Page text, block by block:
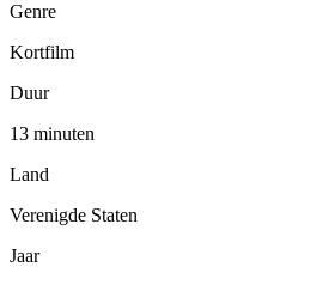
Genre
Kortfilm
Duur
13 minuten
Land
Verenigde Staten
Jaar